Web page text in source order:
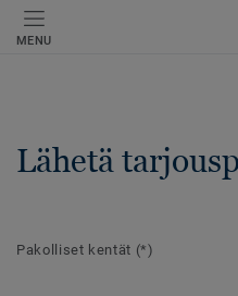
MENU
Lähetä
Pakolliset kentät (*)